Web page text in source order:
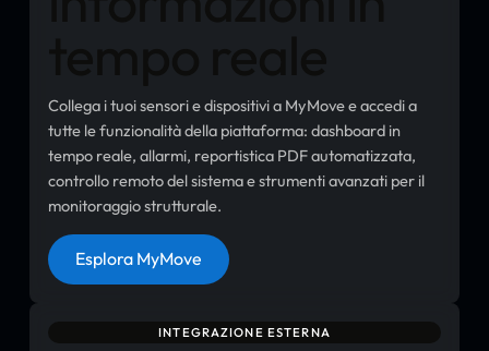
Collega i tuoi sensori e dispositivi a MyMove e accedi a
tutte le funzionalità della piattaforma: dashboard in
tempo reale, allarmi, reportistica PDF automatizzata,
controllo remoto del sistema e strumenti avanzati per il
monitoraggio strutturale.
Esplora MyMove
INTEGRAZIONE ESTERNA